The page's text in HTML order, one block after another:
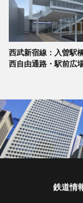
西武新宿線：入曽駅
西自由通路・駅前広
鉄道情